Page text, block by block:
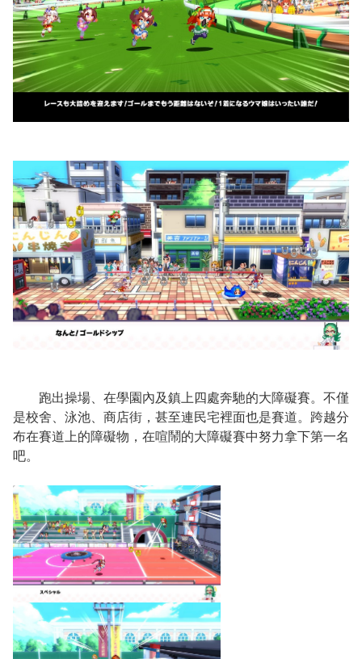
跑出操場、在學園內及鎮上四處奔馳的大障礙賽。不僅
是校舍、泳池、商店街，甚至連民宅裡面也是賽道。跨越分
布在賽道上的障礙物，在喧鬧的大障礙賽中努力拿下第一名
吧。